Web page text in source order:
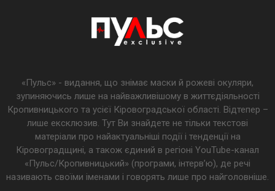
«Пульс» - видання, що знімає маски й рожеві окуляри,
зупиняючись лише на найважливішому в життєдіяльності
Кропивницького та усієї Кіровоградської області. Відтепер –
лише ексклюзив. Тут Ви знайдете не тільки текстові
матеріали про найактуальніші події і тенденції на
Кіровоградщині, а також єдиний в регіоні YouTube-канал
«Пульс/Кропивницький» (програми, інтерв’ю), де речі
називають своїми іменами і говорять лише про найголовніше.